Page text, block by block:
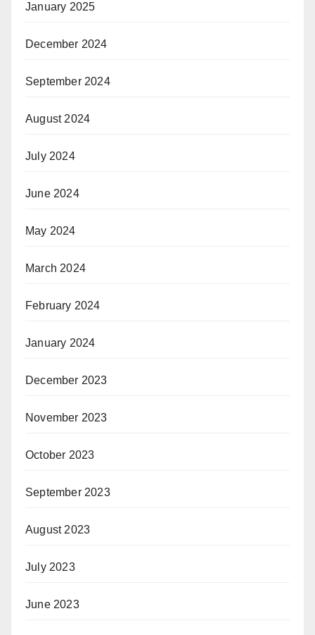
January 2025
December 2024
September 2024
August 2024
July 2024
June 2024
May 2024
March 2024
February 2024
January 2024
December 2023
November 2023
October 2023
September 2023
August 2023
July 2023
June 2023